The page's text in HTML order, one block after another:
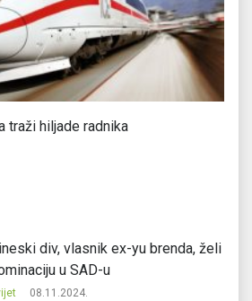
traži hiljade radnika
div, vlasnik ex-yu brenda, želi
u SAD-u
08.11.2024.